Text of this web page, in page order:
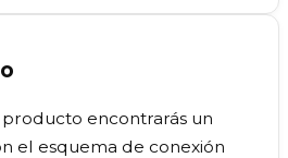
encontrarás un
el esquema de conexión